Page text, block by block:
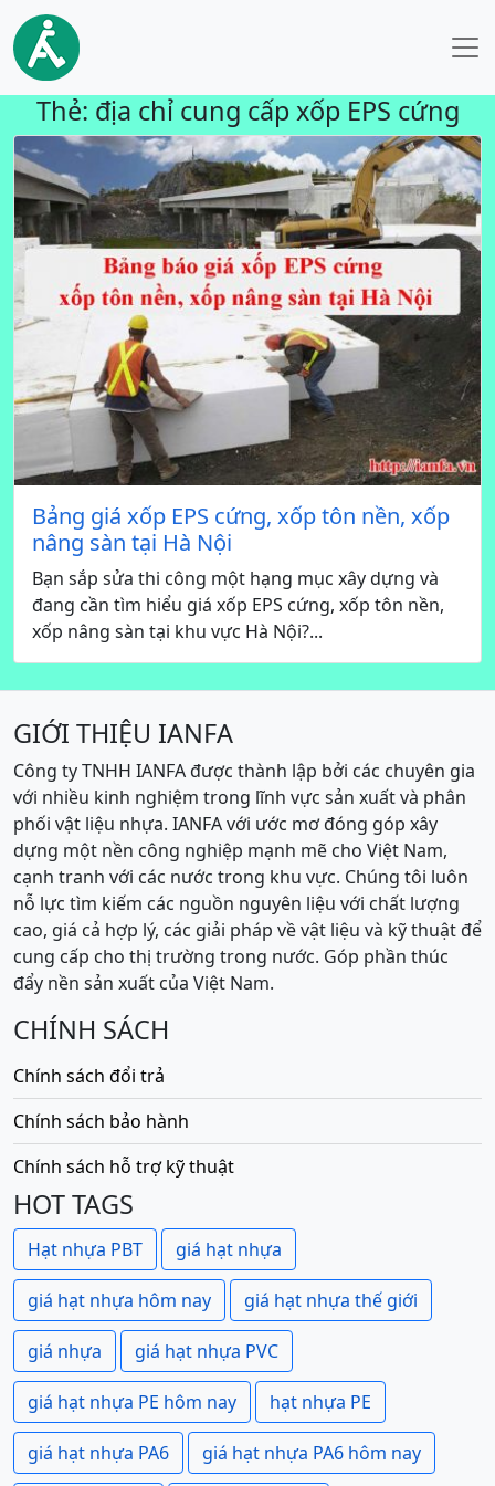
Thẻ: địa chỉ cung cấp xốp EPS cứng
Bảng giá xốp EPS cứng, xốp tôn nền, xốp
nâng sàn tại Hà Nội
Bạn sắp sửa thi công một hạng mục xây dựng và
đang cần tìm hiểu giá xốp EPS cứng, xốp tôn nền,
xốp nâng sàn tại khu vực Hà Nội?...
GIỚI THIỆU IANFA
Công ty TNHH IANFA được thành lập bởi các chuyên gia
với nhiều kinh nghiệm trong lĩnh vực sản xuất và phân
phối vật liệu nhựa. IANFA với ước mơ đóng góp xây
dựng một nền công nghiệp mạnh mẽ cho Việt Nam,
cạnh tranh với các nước trong khu vực. Chúng tôi luôn
nỗ lực tìm kiếm các nguồn nguyên liệu với chất lượng
cao, giá cả hợp lý, các giải pháp về vật liệu và kỹ thuật để
cung cấp cho thị trường trong nước. Góp phần thúc
đẩy nền sản xuất của Việt Nam.
CHÍNH SÁCH
Chính sách đổi trả
Chính sách bảo hành
Chính sách hỗ trợ kỹ thuật
HOT TAGS
Hạt nhựa PBT giá hạt nhựa
giá hạt nhựa hôm nay giá hạt nhựa thế giới
giá nhựa giá hạt nhựa PVC
giá hạt nhựa PE hôm nay hạt nhựa PE
giá hạt nhựa PA6 giá hạt nhựa PA6 hôm nay